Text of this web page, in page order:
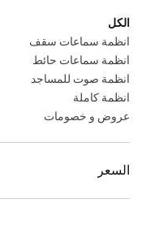
الكل
انظمة سماعات سقف
انظمة سماعات حائط
انظمة صوت للمساجد
انظمة كاملة
عروض و خصومات
السعر